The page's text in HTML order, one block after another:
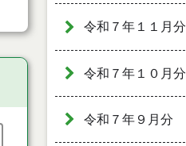
令和７年１１月分
令和７年１０月分
令和７年９月分